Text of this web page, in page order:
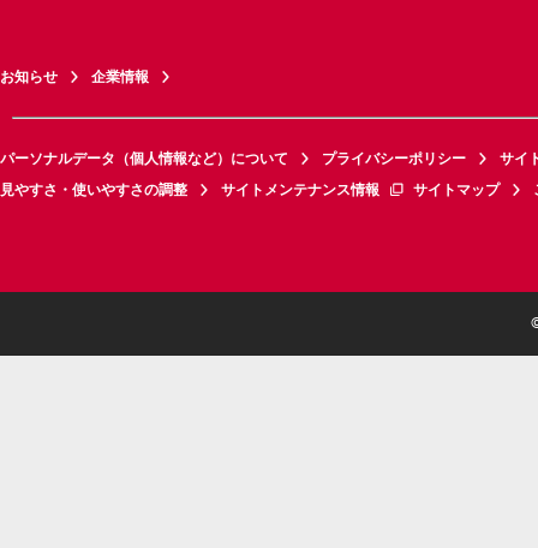
お知らせ 企業情報
パーソナルデータ（個人情報など）について プライバシーポリシー
サイ
見やすさ・使いやすさの調整
サイトメンテナンス情報 サイトマップ